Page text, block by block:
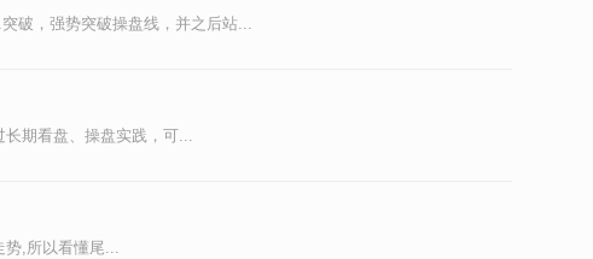
破，强势突破操盘线，并之后站...
长期看盘、操盘实践，可...
势,所以看懂尾...